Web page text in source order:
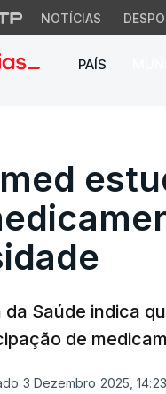
NOTÍCIAS
PAÍS
da Saúde indica
de
3 Dezembro 2025, 14:23